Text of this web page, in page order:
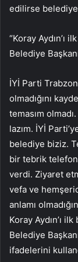
edilirse belediye
“Koray Aydın’ı
Belediye
İYİ Parti
olmadığını
temasım
lazım. İYİ
belediye biziz.
bir tebrik
verdi. Ziyaret
vefa ve
anlamı
Koray Aydın’ı
Belediye
ifadelerini